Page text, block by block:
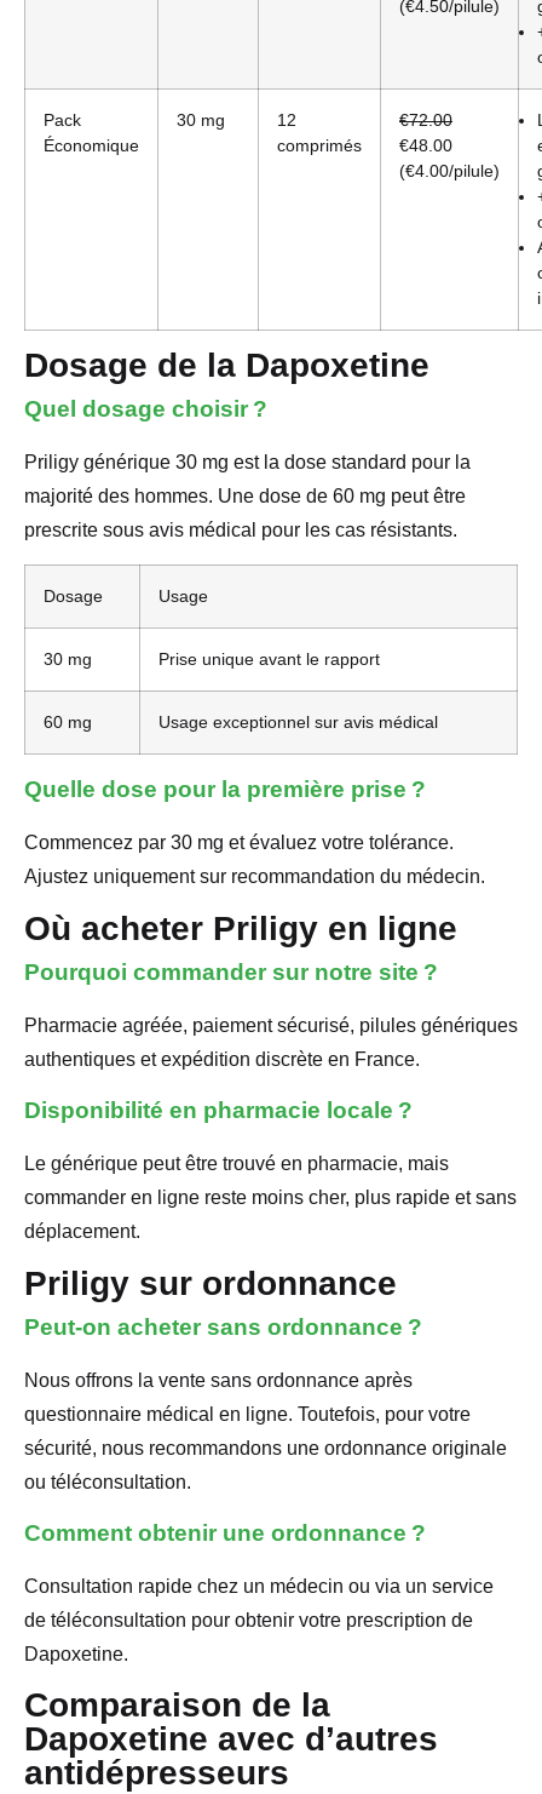
(€4.50/pilule)
Pack
Économique
30 mg
12
comprimés
€72.00
€48.00
(€4.00/pilule)
Dosage de la Dapoxetine
Quel dosage choisir ?
Priligy générique 30 mg est la dose standard pour la
majorité des hommes. Une dose de 60 mg peut être
prescrite sous avis médical pour les cas résistants.
Dosage Usage
30 mg Prise unique avant le rapport
60 mg Usage exceptionnel sur avis médical
Quelle dose pour la première prise ?
Commencez par 30 mg et évaluez votre tolérance.
Ajustez uniquement sur recommandation du médecin.
Où acheter Priligy en ligne
Pourquoi commander sur notre site ?
Pharmacie agréée, paiement sécurisé, pilules génériques
authentiques et expédition discrète en France.
Disponibilité en pharmacie locale ?
Le générique peut être trouvé en pharmacie, mais
commander en ligne reste moins cher, plus rapide et sans
déplacement.
Priligy sur ordonnance
Peut-on acheter sans ordonnance ?
Nous offrons la vente sans ordonnance après
questionnaire médical en ligne. Toutefois, pour votre
sécurité, nous recommandons une ordonnance originale
ou téléconsultation.
Comment obtenir une ordonnance ?
Consultation rapide chez un médecin ou via un service
de téléconsultation pour obtenir votre prescription de
Dapoxetine.
Comparaison de la
Dapoxetine avec d’autres
antidépresseurs